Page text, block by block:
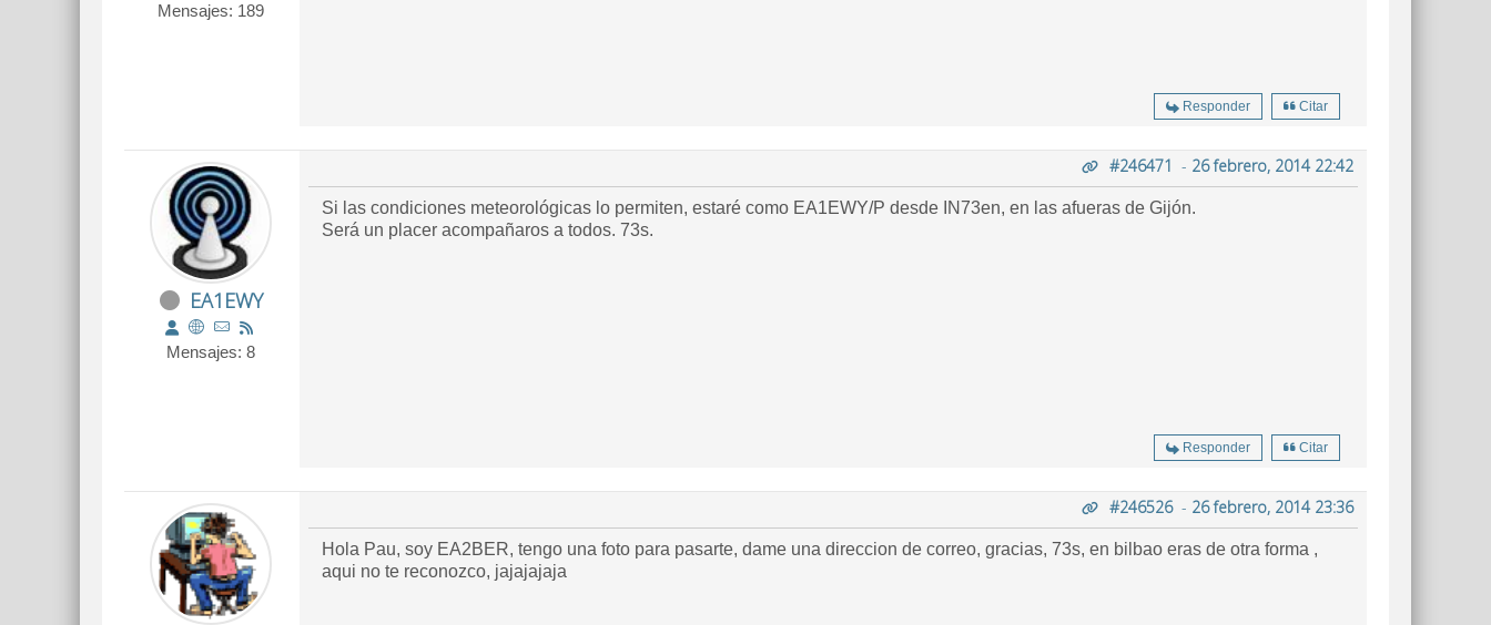
Mensajes: 189
Responder Citar
EA1EWY
Mensajes: 8
#246471 - 26 febrero, 2014 22:42
Si las condiciones meteorológicas lo permiten, estaré como EA1EWY/P desde IN73en, en las afueras de Gijón.
Será un placer acompañaros a todos. 73s.
Responder Citar
#246526- 26 febrero, 2014 23:36
Hola Pau, soy EA2BER, tengo una foto para pasarte, dame una direccion de correo, gracias, 73s, en bilbao eras de otra forma ,
aqui no te reconozco, jajajajaja